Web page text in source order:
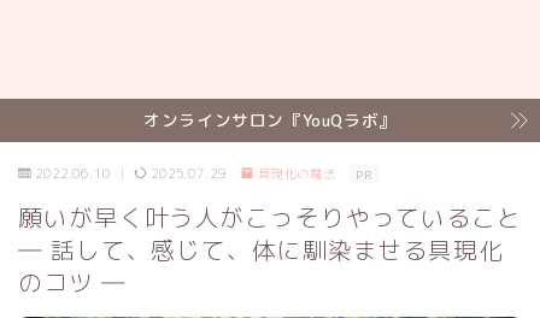
オンラインサロン『YouQラボ』
2022.06.10 2025.07.29 具現化の魔法 PR
願いが早く叶う人がこっそりやっていること
― 話して、感じて、体に馴染ませる具現化
のコツ ―